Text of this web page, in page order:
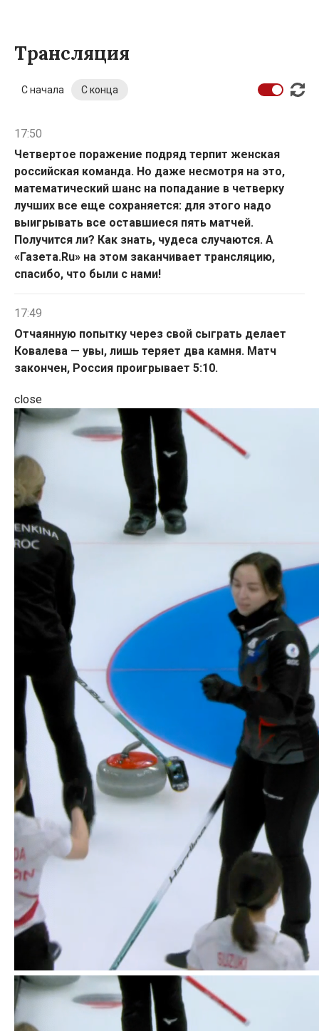
Трансляция
С начала С конца
17:50
Четвертое поражение подряд терпит женская
российская команда. Но даже несмотря на это,
математический шанс на попадание в четверку
лучших все еще сохраняется: для этого надо
выигрывать все оставшиеся пять матчей.
Получится ли? Как знать, чудеса случаются. А
«Газета.Ru» на этом заканчивает трансляцию,
спасибо, что были с нами!
17:49
Отчаянную попытку через свой сыграть делает
Ковалева — увы, лишь теряет два камня. Матч
закончен, Россия проигрывает 5:10.
close